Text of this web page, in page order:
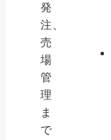
発
注、
売
場
管
理
ま
で